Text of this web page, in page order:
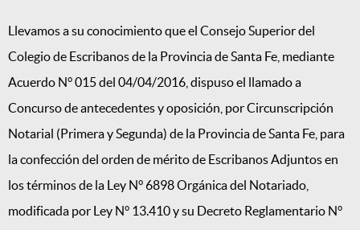
Llevamos a su conocimiento que el Consejo Superior del
Colegio de Escribanos de la Provincia de Santa Fe, mediante
Acuerdo N° 015 del 04/04/2016, dispuso el llamado a
Concurso de antecedentes y oposición, por Circunscripción
Notarial (Primera y Segunda) de la Provincia de Santa Fe, para
la confección del orden de mérito de Escribanos Adjuntos en
los términos de la Ley N° 6898 Orgánica del Notariado,
modificada por Ley N° 13.410 y su Decreto Reglamentario N°